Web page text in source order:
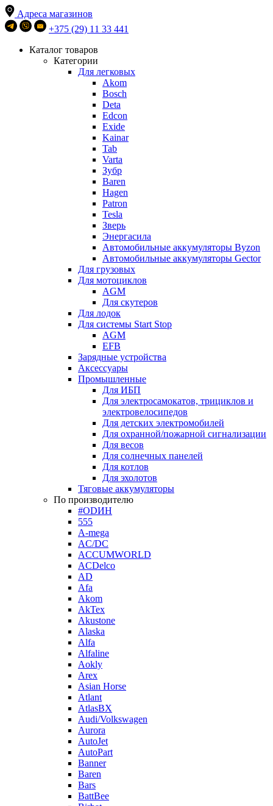
Адреса магазинов
+375 (29) 11 33 441
Каталог товаров
Категории
Для легковых
Akom
Bosch
Deta
Edcon
Exide
Kainar
Tab
Varta
Зубр
Baren
Hagen
Patron
Tesla
Зверь
Энергасила
Автомобильные аккумуляторы Byzon
Автомобильные аккумуляторы Gector
Для грузовых
Для мотоциклов
AGM
Для скутеров
Для лодок
Для системы Start Stop
AGM
EFB
Зарядные устройства
Аксессуары
Промышленные
Для ИБП
Для электросамокатов, трициклов и
электровелосипедов
Для детских электромобилей
Для охранной/пожарной сигнализации
Для весов
Для солнечных панелей
Для котлов
Для эхолотов
Тяговые аккумуляторы
По производителю
#ODИН
555
A-mega
AC/DC
ACCUMWORLD
ACDelco
AD
Afa
Akom
AkTex
Akustone
Alaska
Alfa
Alfaline
Aokly
Arex
Asian Horse
Atlant
AtlasBX
Audi/Volkswagen
Aurora
AutoJet
AutoPart
Banner
Baren
Bars
BattBee